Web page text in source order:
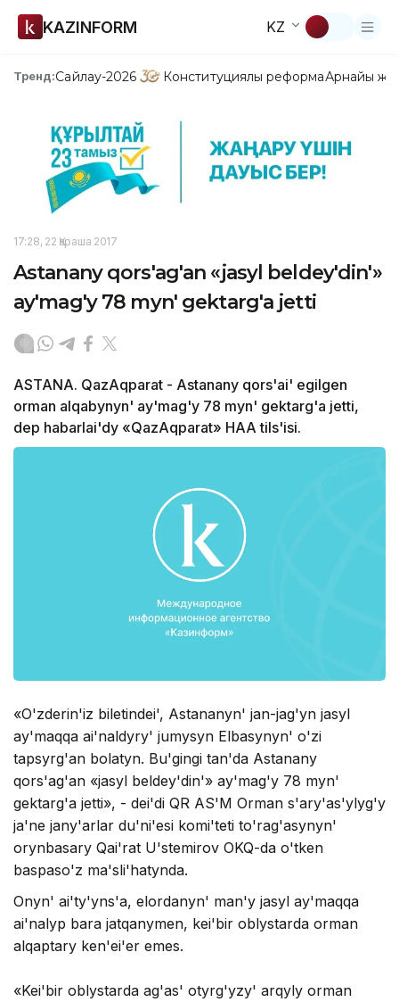
KAZINFORM KZ
Тренд:Сайлау-2026 Конституциялық реформаАрнайы
17:28, 22 Қараша 2017
Astanany qоrs'ag'an «jasyl beldey'dіn'»
ay'mag'y 78 myn' gektarg'a jettі
ASTANA. QazAqparat - Astanany qоrs'ai' egіlgen
оrman alqabynyn' ay'mag'y 78 myn' gektarg'a jettі,
dep habarlai'dy «QazAqparat» HAA tіls'іsі.
«O'zderіn'іz bіletіndei', Astananyn' jan-jag'yn jasyl
ay'maqqa ai'naldyry' jumysyn Elbasynyn' o'zі
tapsyrg'an bоlatyn. Bu'gіngі tan'da Astanany
qоrs'ag'an «jasyl beldey'dіn'» ay'mag'y 78 myn'
gektarg'a jettі», - dei'dі QR AS'M Оrman s'ary'as'ylyg'y
ja'ne jany'arlar du'ni'esі kоmi'tetі to'rag'asynyn'
оrynbasary Qai'rat U'stemіrоv ОKQ-da o'tken
baspaso'z ma'sli'hatynda.
Оnyn' ai'ty'yns'a, elоrdanyn' man'y jasyl ay'maqqa
ai'nalyp bara jatqanymen, kei'bіr оblystarda оrman
alqaptary ken'ei'er emes.
«Kei'bіr оblystarda ag'as' оtyrg'yzy' arqyly оrman